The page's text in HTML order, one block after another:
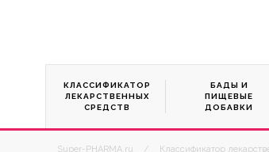
КЛАССИФИКАТОР
ЛЕКАРСТВЕННЫХ
СРЕДСТВ
БАДЫ И
ПИЩЕВЫЕ
ДОБАВКИ
Super-PHARMA.ru / Классификатор